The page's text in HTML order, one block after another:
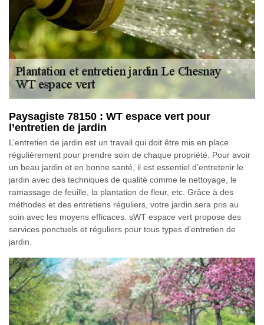
Paysagiste 78150 : WT espace vert pour
l’entretien de jardin
L’entretien de jardin est un travail qui doit être mis en place
régulièrement pour prendre soin de chaque propriété. Pour avoir
un beau jardin et en bonne santé, il est essentiel d’entretenir le
jardin avec des techniques de qualité comme le nettoyage, le
ramassage de feuille, la plantation de fleur, etc. Grâce à des
méthodes et des entretiens réguliers, votre jardin sera pris au
soin avec les moyens efficaces. sWT espace vert propose des
services ponctuels et réguliers pour tous types d’entretien de
jardin.